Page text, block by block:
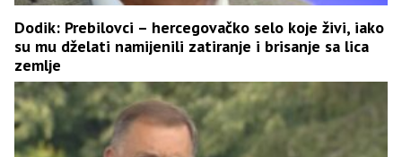
Dodik: Prebilovci – hercegovačko selo koje živi, iako
su mu dželati namijenili zatiranje i brisanje sa lica
zemlje